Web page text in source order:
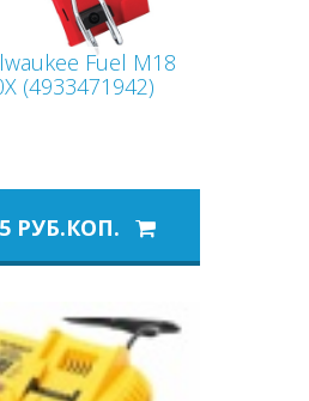
Fuel M18
(4933471942)
РУБ.КОП.